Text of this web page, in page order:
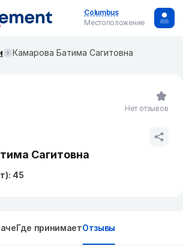
Columbus
Местоположение
Камарова Батима Сагитовна
Сагитовна
45
Нет отзывов
Где принимаетОтзывы